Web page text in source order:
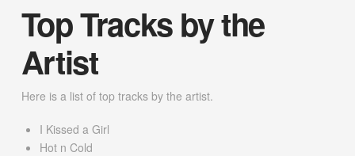
Top Tracks by the
Artist
Here is a list of top tracks by the artist.
I Kissed a Girl
Hot n Cold